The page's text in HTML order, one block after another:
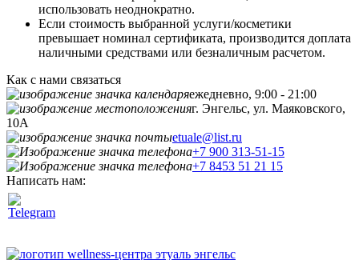
использовать неоднократно.
Если стоимость выбранной услуги/косметики
превышает номинал сертификата, производится доплата
наличными средствами или безналичным расчетом.
Как с нами связаться
ежедневно, 9:00 - 21:00
г. Энгельс, ул. Маяковского,
10А
etuale@list.ru
+7 900 313-51-15
+7 8453 51 21 15
Написать нам: